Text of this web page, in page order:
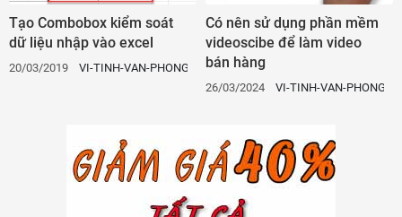
Tạo Combobox kiểm soát
dữ liệu nhập vào excel
20/03/2019 VI-TINH-VAN-PHONG
Có nên sử dụng phần mềm
videoscibe để làm video
bán hàng
26/03/2024 VI-TINH-VAN-PHONG